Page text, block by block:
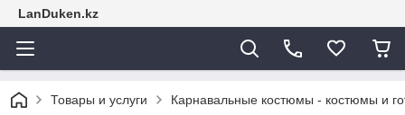
LanDuken.kz
Товары и услуги Карнавальные костюмы - костюмы и